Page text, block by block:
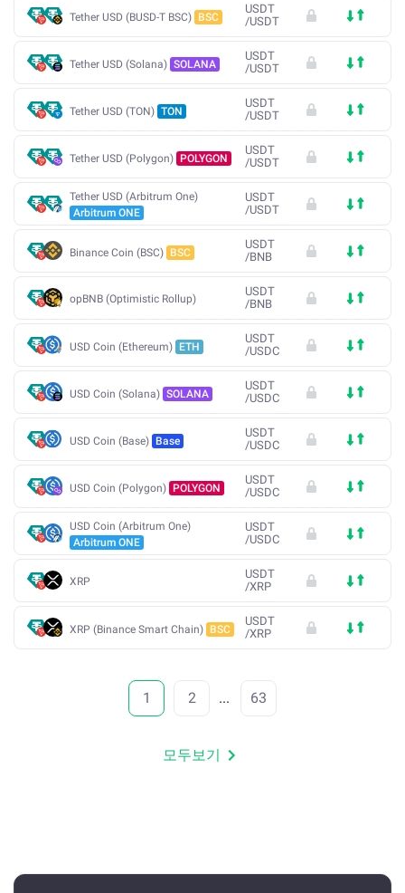
Tether USD (BUSD-T BSC) BSC
USDT
/USDT
Tether USD (Solana) SOLANA
USDT
/USDT
Tether USD (TON) TON
USDT
/USDT
Tether USD (Polygon) POLYGON
USDT
/USDT
Tether USD (Arbitrum One)
Arbitrum ONE
USDT
/USDT
Binance Coin (BSC) BSC
USDT
/BNB
opBNB (Optimistic Rollup)
USDT
/BNB
USD Coin (Ethereum) ETH
USDT
/USDC
USD Coin (Solana) SOLANA
USDT
/USDC
USD Coin (Base) Base
USDT
/USDC
USD Coin (Polygon) POLYGON
USDT
/USDC
USD Coin (Arbitrum One)
Arbitrum ONE
USDT
/USDC
XRP
USDT
/XRP
XRP (Binance Smart Chain) BSC
USDT
/XRP
1 2 ... 63
모두보기